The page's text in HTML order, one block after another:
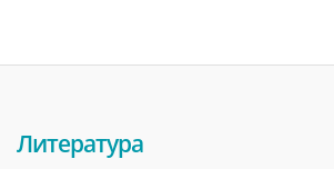
Литература